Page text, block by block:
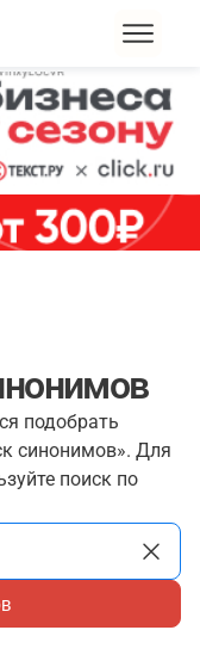
подобрать
синонимов». Для
поиск по